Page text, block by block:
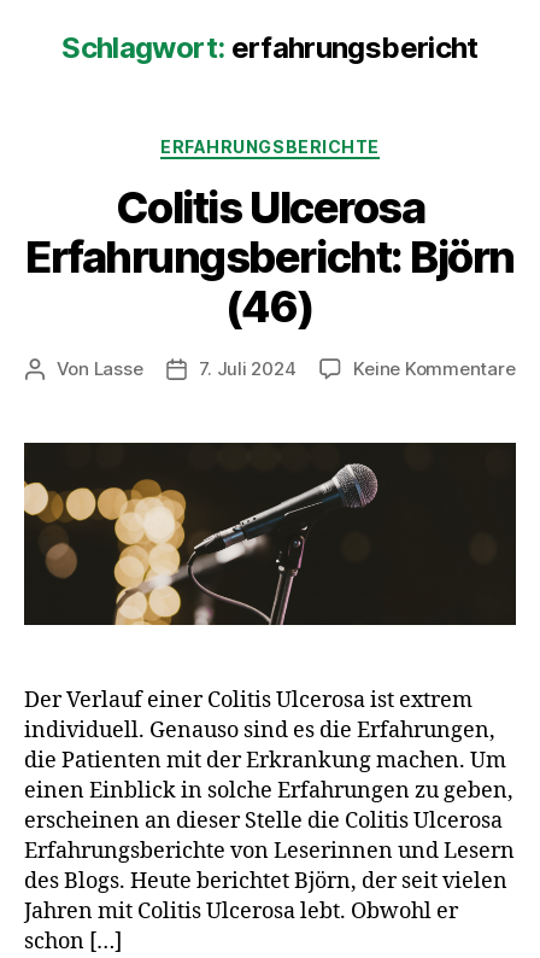
Schlagwort: erfahrungsbericht
Kategorien
ERFAHRUNGSBERICHTE
Colitis Ulcerosa
Erfahrungsbericht: Björn
(46)
Beitragsautor
Von Lasse Beitragsdatum
7. Juli 2024 Keine Kommentarezu
Der Verlauf einer Colitis Ulcerosa ist extrem
individuell. Genauso sind es die Erfahrungen,
die Patienten mit der Erkrankung machen. Um
einen Einblick in solche Erfahrungen zu geben,
erscheinen an dieser Stelle die Colitis Ulcerosa
Erfahrungsberichte von Leserinnen und Lesern
des Blogs. Heute berichtet Björn, der seit vielen
Jahren mit Colitis Ulcerosa lebt. Obwohl er
schon […]